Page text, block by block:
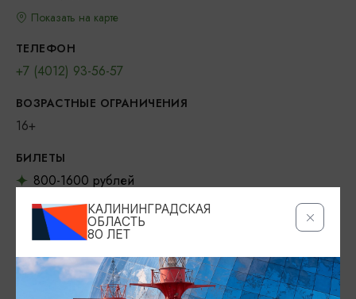
Показать на карте
ТЕЛЕФОН
+7 (4012) 93-56-57
ВОЗРАСТНЫЕ ОГРАНИЧЕНИЯ
16+
БИЛЕТЫ
800-1600 рублей
ОФИЦИАЛЬНЫЙ САЙТ
https://muzteatr39.ru/
VKONTAKTE
https://vk.com/muzteatr39
КАЛИНИНГРАДСКАЯ
ОБЛАСТЬ
80 ЛЕТ